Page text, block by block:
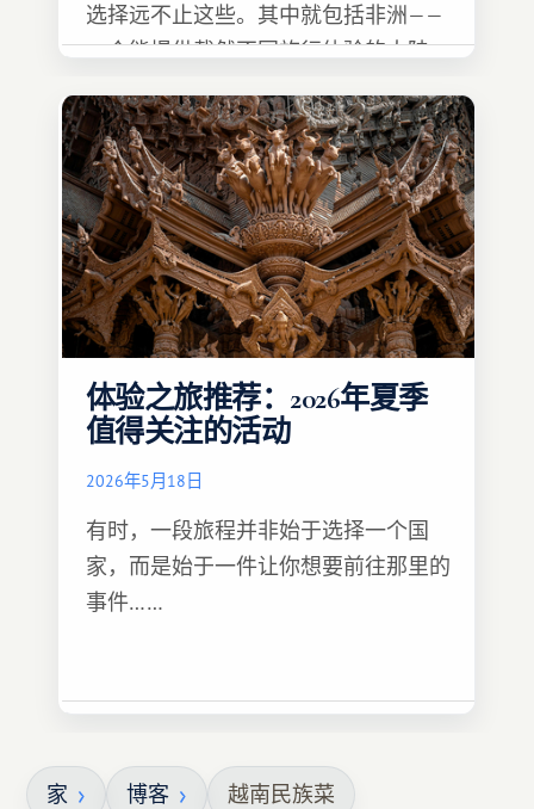
选择远不止这些。其中就包括非洲——
一个能提供截然不同旅行体验的大陆。
体验之旅推荐：2026年夏季
值得关注的活动
2026年5月18日
有时，一段旅程并非始于选择一个国
家，而是始于一件让你想要前往那里的
事件……
家 博客 越南民族菜